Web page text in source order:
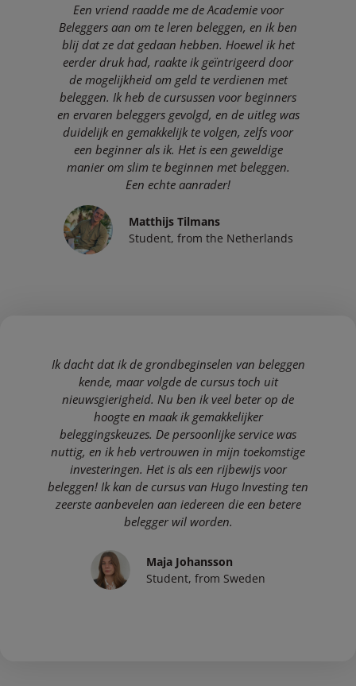
Een vriend raadde me de Academie voor
Beleggers aan om te leren beleggen, en ik ben
blij dat ze dat gedaan hebben. Hoewel ik het
eerder druk had, raakte ik geïntrigeerd door
de mogelijkheid om geld te verdienen met
beleggen. Ik heb de cursussen voor beginners
en ervaren beleggers gevolgd, en de uitleg was
duidelijk en gemakkelijk te volgen, zelfs voor
een beginner als ik. Het is een geweldige
manier om slim te beginnen met beleggen.
Een echte aanrader!
Matthijs Tilmans
Student, from the Netherlands
Ik dacht dat ik de grondbeginselen van beleggen
kende, maar volgde de cursus toch uit
nieuwsgierigheid. Nu ben ik veel beter op de
hoogte en maak ik gemakkelijker
beleggingskeuzes. De persoonlijke service was
nuttig, en ik heb vertrouwen in mijn toekomstige
investeringen. Het is als een rijbewijs voor
beleggen! Ik kan de cursus van Hugo Investing ten
zeerste aanbevelen aan iedereen die een betere
belegger wil worden.
Maja Johansson
Student, from Sweden